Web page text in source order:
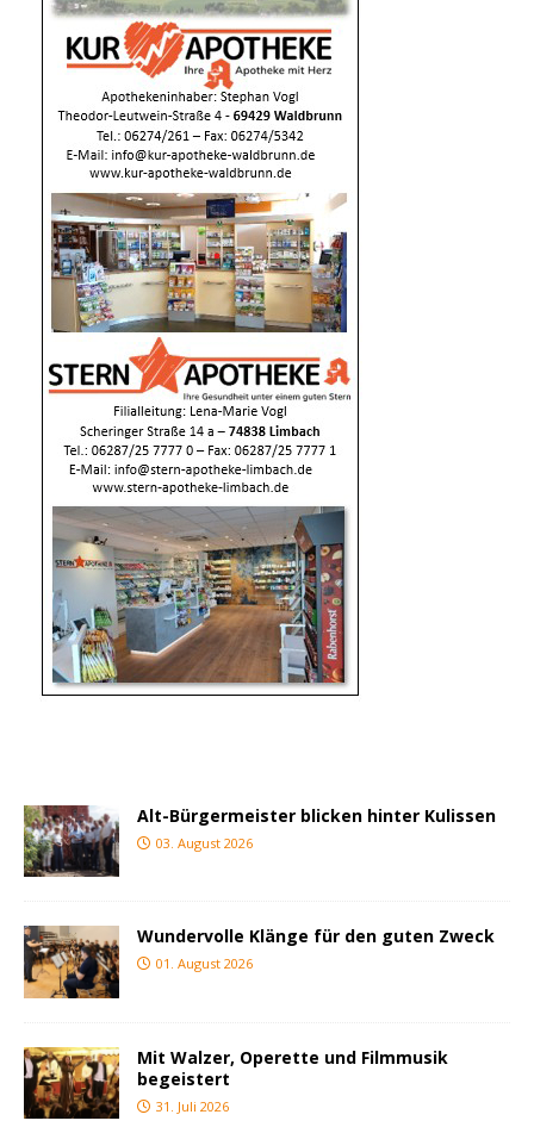
Alt-Bürgermeister blicken hinter Kulissen
03. August 2026
Wundervolle Klänge für den guten Zweck
01. August 2026
Mit Walzer, Operette und Filmmusik
begeistert
31. Juli 2026